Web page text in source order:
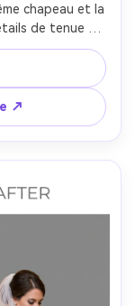
chapeau et la
de tenue et
et l'ombre
propres sur le
4:5
↗